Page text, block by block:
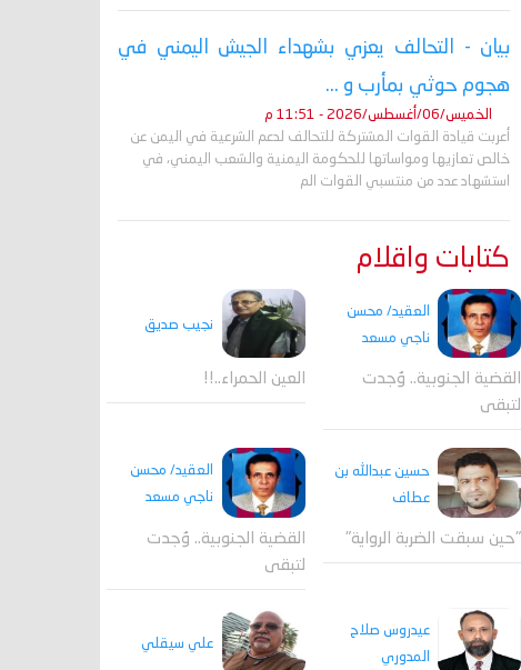
بيان - التحالف يعزي بشهداء الجيش اليمني في
هجوم حوثي بمأرب و ...
الخميس/06/أغسطس/2026 - 11:51 م
أعربت قيادة القوات المشتركة للتحالف لدعم الشرعية في اليمن عن
خالص تعازيها ومواساتها للحكومة اليمنية والشعب اليمني، في
استشهاد عدد من منتسبي القوات الم
كتابات واقلام
العقيد/ محسن
ناجي مسعد
القضية الجنوبية.. وُجدت
لتبقى
نجيب صديق
العين الحمراء..!!
حسين عبدالله بن
عطاف
"حين سبقت الضربة الرواية"
العقيد/ محسن
ناجي مسعد
القضية الجنوبية.. وُجدت
لتبقى
عيدروس صلاح
المدوري
علي سيقلي